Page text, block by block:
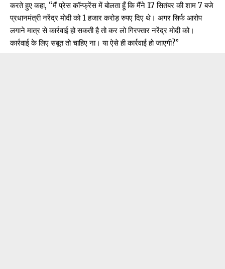
करते हुए कहा, “मैं प्रेस कॉन्फ्रेंस में बोलता हूँ कि मैंने 17 सितंबर की शाम 7 बजे
प्रधानमंत्री नरेंद्र मोदी को 1 हजार करोड़ रुपए दिए थे। अगर सिर्फ आरोप
लगाने मात्र से कार्रवाई हो सकती है तो कर लो गिरफ्तार नरेंद्र मोदी को।
कार्रवाई के लिए सबूत तो चाहिए ना। या ऐसे ही कार्रवाई हो जाएगी?”